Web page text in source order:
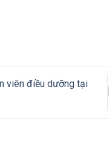
viên điều dưỡng tại